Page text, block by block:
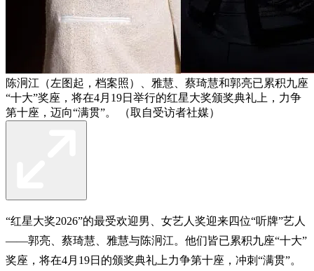
陈泂江（左图起，档案照）、雅慧、蔡琦慧和郭亮已累积九座
“十大”奖座，将在4月19日举行的红星大奖颁奖典礼上，力争
第十座，迈向“满贯”。 （取自受访者社媒）
“红星大奖2026”的最受欢迎男、女艺人奖迎来四位“听牌”艺人
——郭亮、蔡琦慧、雅慧与陈泂江。他们皆已累积九座“十大”
奖座，将在4月19日的颁奖典礼上力争第十座，冲刺“满贯”。